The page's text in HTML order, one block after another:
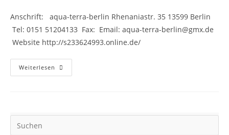
Anschrift: aqua-terra-berlin Rhenaniastr. 35 13599 Berlin
Tel: 0151 51204133 Fax: Email: aqua-terra-berlin@gmx.de
Website http://s233624993.online.de/
Weiterlesen 13599
Berlin